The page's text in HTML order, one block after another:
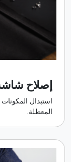
إصلاح
استبدال
المعطلة.